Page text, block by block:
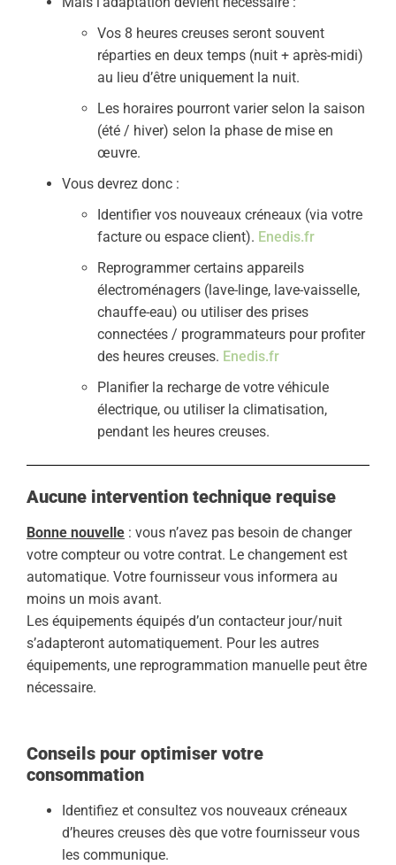
Vos 8 heures creuses seront souvent
réparties en deux temps (nuit + après-midi)
au lieu d’être uniquement la nuit.
Les horaires pourront varier selon la saison
(été / hiver) selon la phase de mise en
œuvre.
Vous devrez donc :
Identifier vos nouveaux créneaux (via votre
facture ou espace client). Enedis.fr
Reprogrammer certains appareils
électroménagers (lave-linge, lave-vaisselle,
chauffe-eau) ou utiliser des prises
connectées / programmateurs pour profiter
des heures creuses. Enedis.fr
Planifier la recharge de votre véhicule
électrique, ou utiliser la climatisation,
pendant les heures creuses.
Aucune intervention technique requise
Bonne nouvelle : vous n’avez pas besoin de changer
votre compteur ou votre contrat. Le changement est
automatique. Votre fournisseur vous informera au
moins un mois avant.
Les équipements équipés d’un contacteur jour/nuit
s’adapteront automatiquement. Pour les autres
équipements, une reprogrammation manuelle peut être
nécessaire.
Conseils pour optimiser votre
consommation
Identifiez et consultez vos nouveaux créneaux
d’heures creuses dès que votre fournisseur vous
les communique.